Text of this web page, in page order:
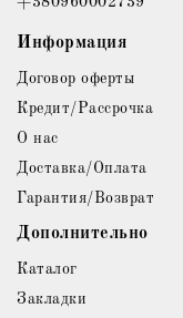
Информация
Договор оферты
Кредит/Рассрочка
О нас
Доставка/Оплата
Гарантия/Возврат
Дополнительно
Каталог
Закладки